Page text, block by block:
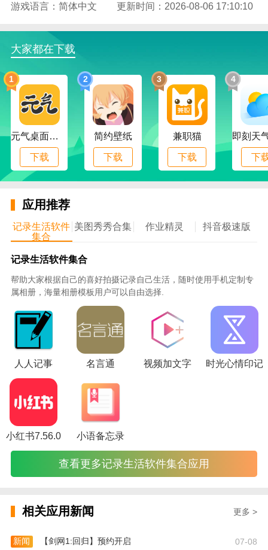
1、为用户提供搜索功能，用户可以一键搜索自己
2、拥有群聊功能，用户可以加入各种群聊讨论自
3、在这里，用户能够一键查看各个群聊的成员信
息，了解成员组成情况；
4、提供语音聊天功能，用户可以自由发送各种语
音内容，更轻松的聊天；
5、应用中有生活圈，用户在这里可以分享自己的
各种生活动态，和其他人在线互动；
6、用户通过软件能够一键上传各种照片和视频内
容，分享各种生活精彩瞬间；
使用说明
1、下载并安装软件，安装完成后点击图标进入，
注册登录后使用
2、在首页中查看各种类型的商品信息，一键签到
获得奖励，快速抢购各种手机卡
3、进入群组版块，查看群组各个成员信息，在线
讨论共同的兴趣爱好
4、点击发布，快速添加自己相册中的各种图片和
视频，分享生活中的精彩
5、打开生活圈，查看其他用户分享的各种动态内
容，和他们快速互动交流
更新日志
【界面优化】首页、本地圈、发现窗界面丰富，更
多内容供您探索
【新增账号切换】再也不用为有多个账号烦恼，全
游戏语言：简体中文
更新时间：2026-08-06 17:10:10
大家都在下载
1
元气桌面下载
下载
2
简约壁纸
下载
3
兼职猫
下载
4
下
应用推荐
记录生活软件
集合
美图秀秀合集 作业精灵 抖音极速版
记录生活软件集合
帮助大家根据自己的喜好拍摄记录自己生活，随时使用手机定制专
属相册，海量相册模板用户可以自由选择.
人人记事 名言通 视频加文字 时光心情印记
小红书7.56.0 小语备忘录
查看更多记录生活软件集合应用
相关应用新闻 更多 >
新闻 【剑网1:回归】预约开启 07-08